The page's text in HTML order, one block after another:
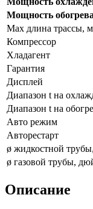
Мощность
Max длина трассы, м
Компрессор
Хладагент
Гарантия
Дисплей
Диапазон t на
Диапазон t на
Авто режим
Авторестарт
ø жидкостной
ø газовой трубы,
Описание